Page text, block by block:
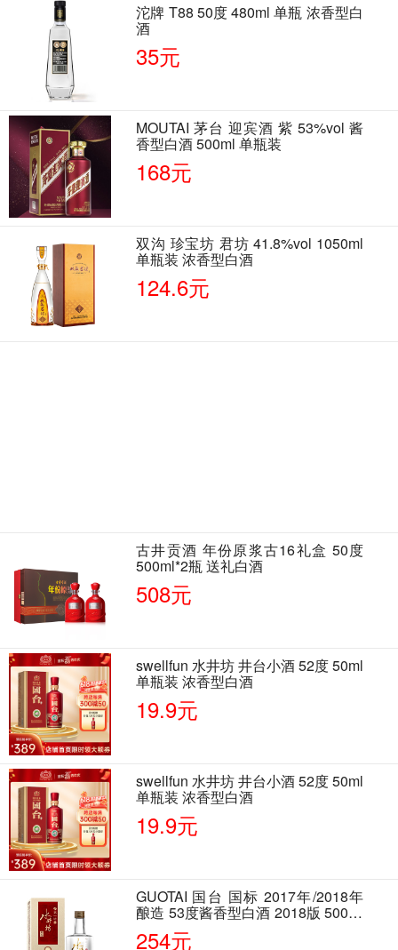
沱牌 T88 50度 480ml 单瓶 浓香型白
酒
35元
MOUTAI 茅台 迎宾酒 紫 53%vol 酱
香型白酒 500ml 单瓶装
168元
双沟 珍宝坊 君坊 41.8%vol 1050ml
单瓶装 浓香型白酒
124.6元
古井贡酒 年份原浆古16礼盒 50度
500ml*2瓶 送礼白酒
508元
swellfun 水井坊 井台小酒 52度 50ml
单瓶装 浓香型白酒
19.9元
swellfun 水井坊 井台小酒 52度 50ml
单瓶装 浓香型白酒
19.9元
GUOTAI 国台 国标 2017年/2018年
酿造 53度酱香型白酒 2018版 500ml
单瓶装
254元